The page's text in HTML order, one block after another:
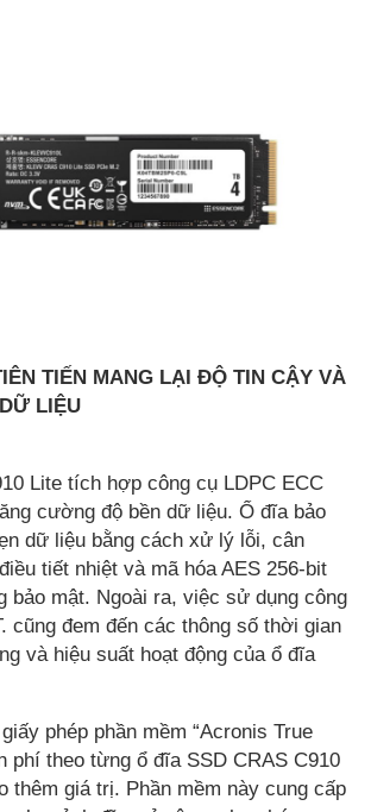
TIẾN MANG LẠI ĐỘ TIN CẬY VÀ
LIỆU
Lite tích hợp công cụ LDPC ECC
cường độ bền dữ liệu. Ổ đĩa bảo
dữ liệu bằng cách xử lý lỗi, cân
tiết nhiệt và mã hóa AES 256-bit
bảo mật. Ngoài ra, việc sử dụng công
cũng đem đến các thông số thời gian
và hiệu suất hoạt động của ổ đĩa
phép phần mềm “Acronis True
phí theo từng ổ đĩa SSD CRAS C910
thêm giá trị. Phần mềm này cung cấp